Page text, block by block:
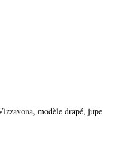
, modèle drapé, jupe